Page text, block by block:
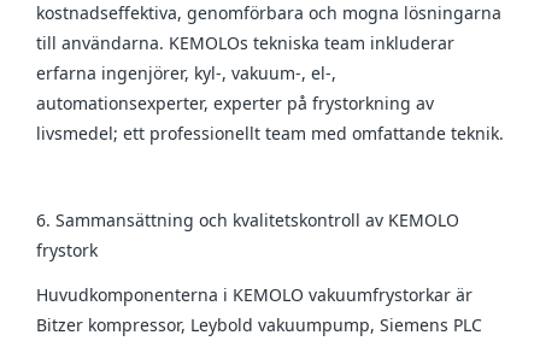
kostnadseffektiva, genomförbara och mogna lösningarna
till användarna. KEMOLOs tekniska team inkluderar
erfarna ingenjörer, kyl-, vakuum-, el-,
automationsexperter, experter på frystorkning av
livsmedel; ett professionellt team med omfattande teknik.
6. Sammansättning och kvalitetskontroll av KEMOLO
frystork
Huvudkomponenterna i KEMOLO vakuumfrystorkar är
Bitzer kompressor, Leybold vakuumpump, Siemens PLC